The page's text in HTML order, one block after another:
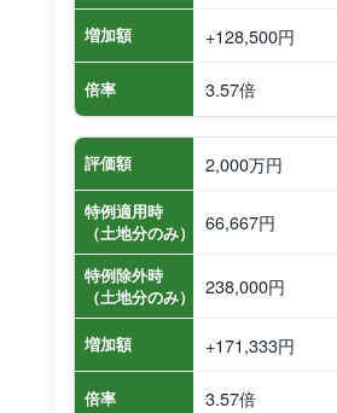
増加額 +128,500円
倍率 3.57倍
評価額 2,000万円
特例適用時
（土地分のみ）
66,667円
特例除外時
（土地分のみ）
238,000円
増加額 +171,333円
倍率 3.57倍